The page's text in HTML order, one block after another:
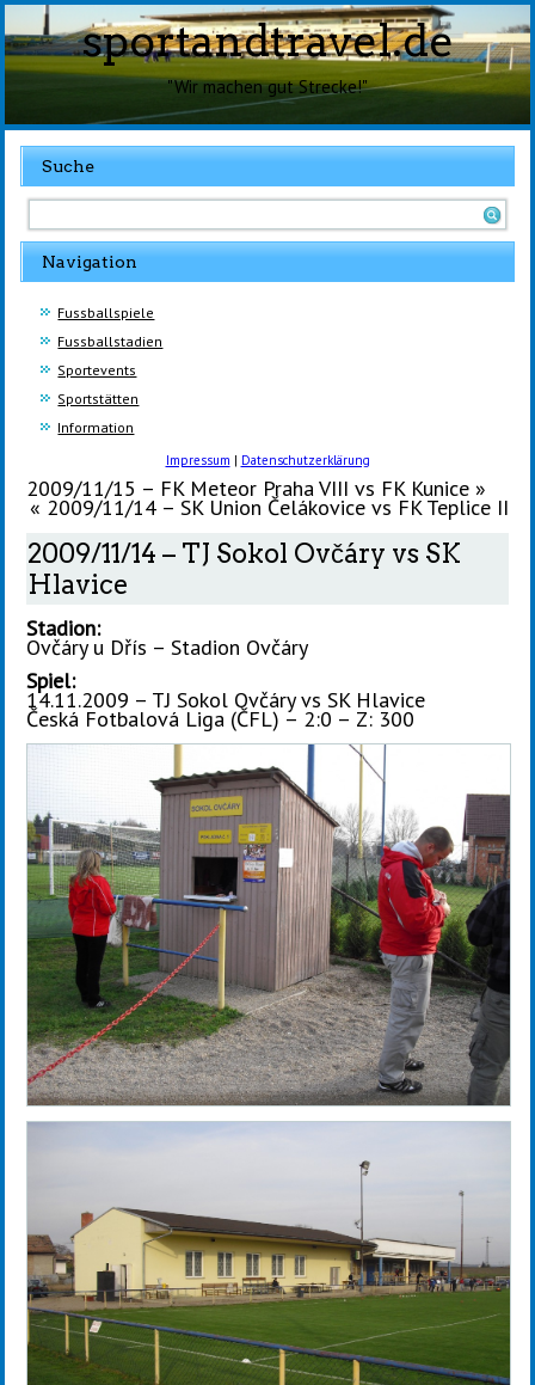
sportandtravel.de
"Wir machen gut Strecke!"
Suche
Navigation
Fussballspiele
Fussballstadien
Sportevents
Sportstätten
Information
Impressum | Datenschutzerklärung
2009/11/15 – FK Meteor Praha VIII vs FK Kunice »
« 2009/11/14 – SK Union Čelákovice vs FK Teplice II
2009/11/14 – TJ Sokol Ovčáry vs SK
Hlavice
Stadion:
Ovčáry u Dřís – Stadion Ovčáry
Spiel:
14.11.2009 – TJ Sokol Ovčáry vs SK Hlavice
Česká Fotbalová Liga (ČFL) – 2:0 – Z: 300